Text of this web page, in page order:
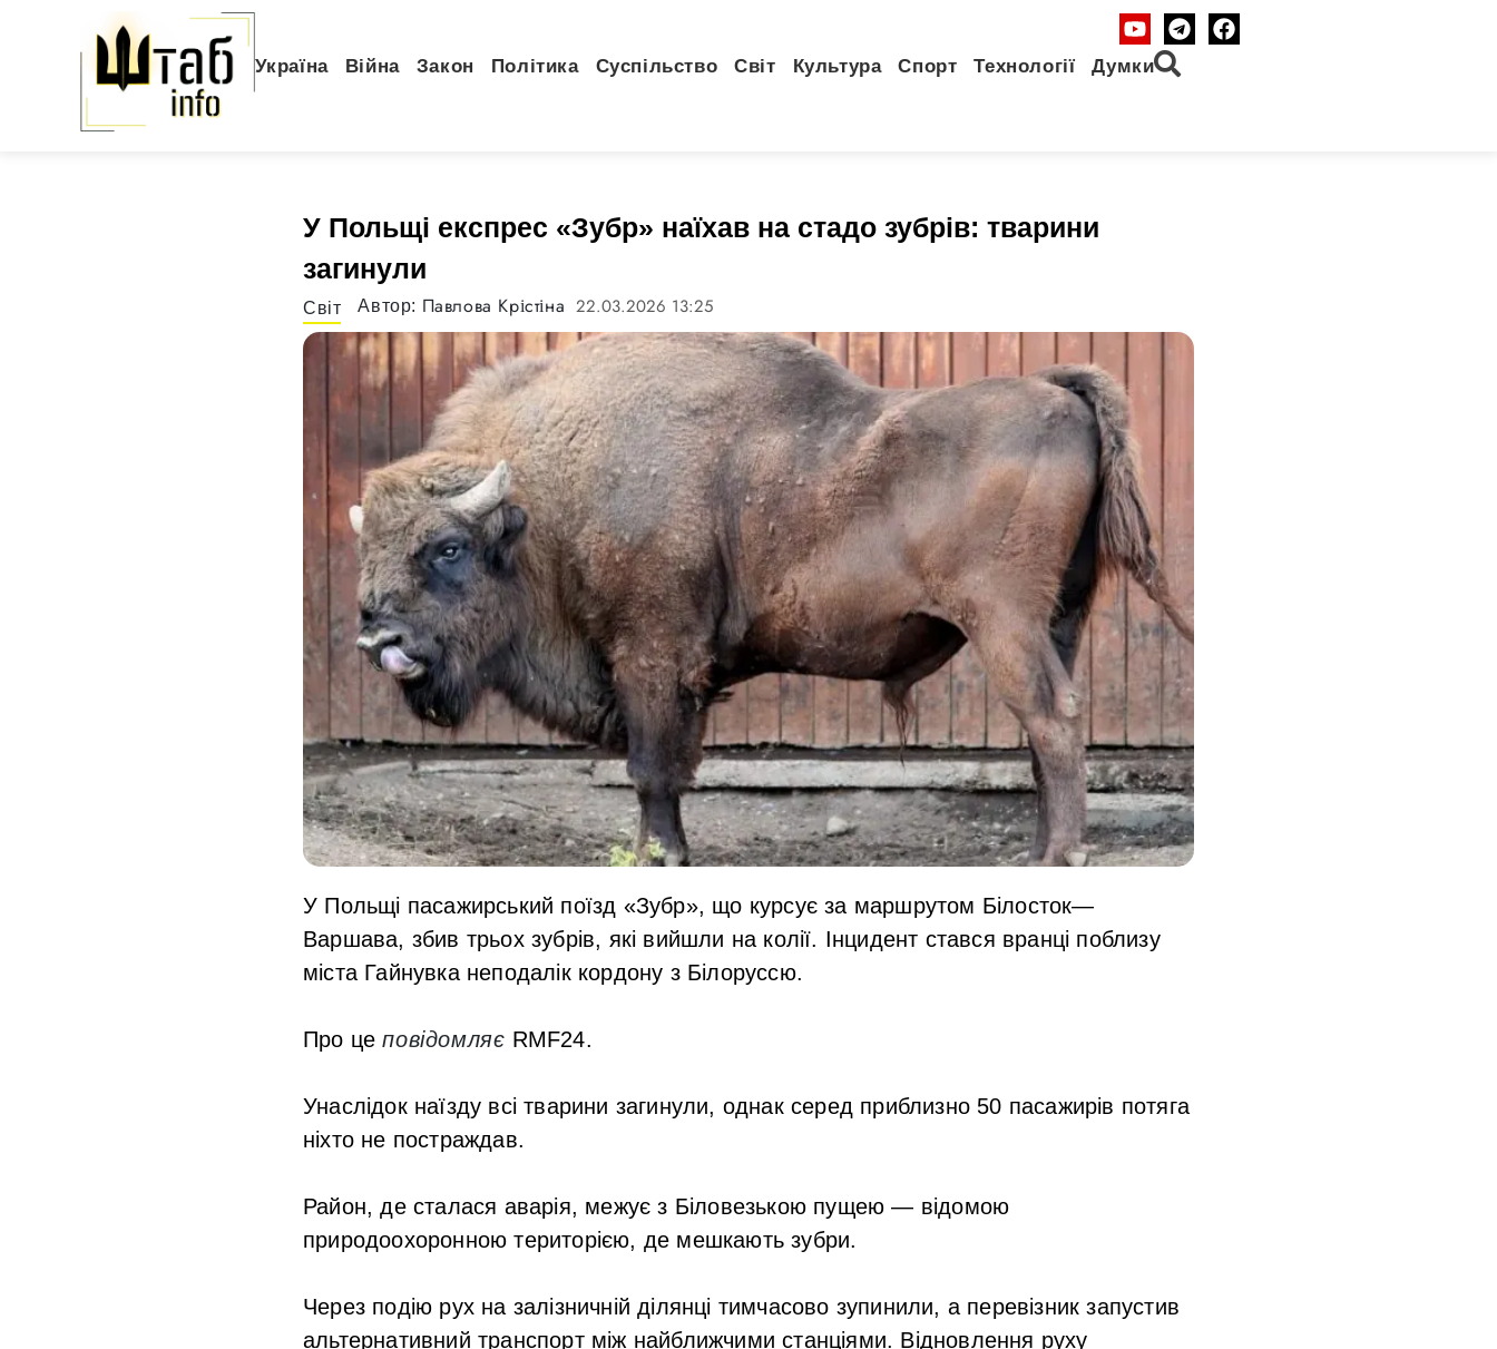
Україна Війна Закон Політика Суспільство Світ Культура Спорт Технології Думки
У Польщі експрес «Зубр» наїхав на стадо зубрів: тварини
загинули
Світ Автор: Павлова Крістіна 22.03.2026 13:25
У Польщі пасажирський поїзд «Зубр», що курсує за маршрутом Білосток—
Варшава, збив трьох зубрів, які вийшли на колії. Інцидент стався вранці поблизу
міста Гайнувка неподалік кордону з Білоруссю.
Про цеповідомляє RMF24.
Унаслідок наїзду всі тварини загинули, однак серед приблизно 50 пасажирів потяга
ніхто не постраждав.
Район, де сталася аварія, межує з Біловезькою пущею — відомою
природоохоронною територією, де мешкають зубри.
Через подію рух на залізничній ділянці тимчасово зупинили, а перевізник запустив
альтернативний транспорт між найближчими станціями. Відновлення руху